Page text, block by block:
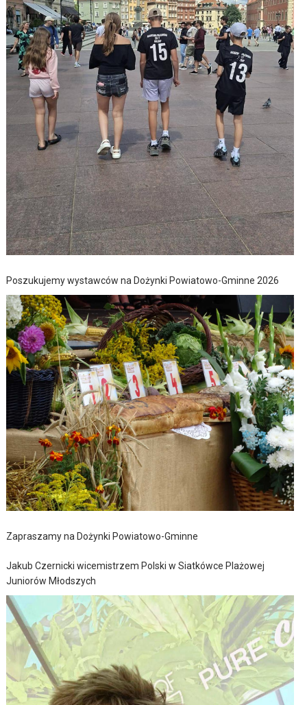
Poszukujemy wystawców na Dożynki Powiatowo-Gminne 2026
Zapraszamy na Dożynki Powiatowo-Gminne
Jakub Czernicki wicemistrzem Polski w Siatkówce Plażowej
Juniorów Młodszych